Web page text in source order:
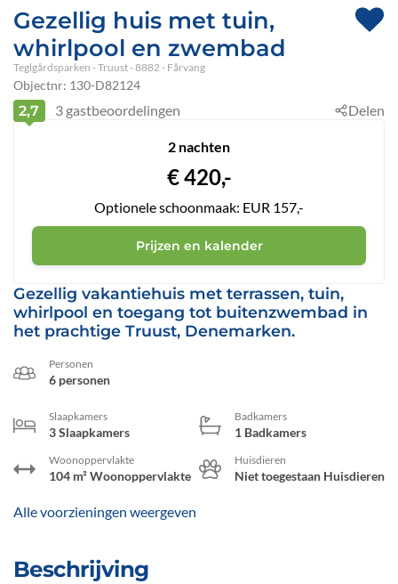
Gezellig huis met tuin,
whirlpool en zwembad
Teglgårdsparken - Truust - 8882 - Fårvang
Objectnr: 130-D82124
Gezellig vakantiehuis met terrassen, tuin,
whirlpool en toegang tot buitenzwembad in
het prachtige Truust, Denemarken.
Personen
6 personen
Slaapkamers
3 Slaapkamers
Badkamers
1 Badkamers
Woonoppervlakte
104 m² Woonoppervlakte
Huisdieren
Niet toegestaan Huisdieren
Alle voorzieningen weergeven
Beschrijving
2,7 3gastbeoordelingen Delen
2 nachten
€420,-
Optionele schoonmaak: EUR 157,-
Prijzen en kalender